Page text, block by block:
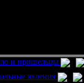
и пришельцы
явления